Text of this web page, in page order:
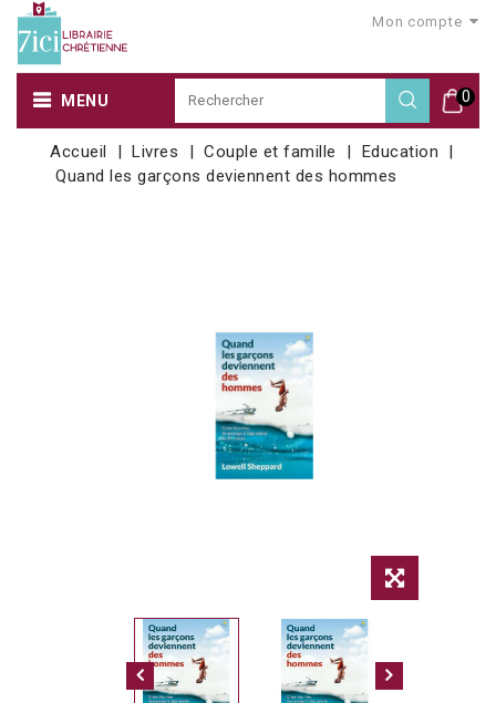
Mon compte
0
MENU
Accueil Livres Couple et famille
Education
Quand les garçons deviennent des hommes